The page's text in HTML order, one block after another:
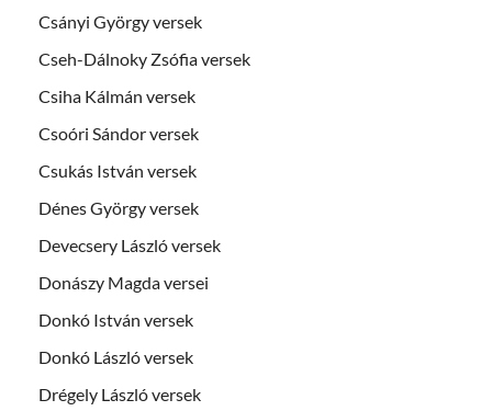
Csányi György versek
Cseh-Dálnoky Zsófia versek
Csiha Kálmán versek
Csoóri Sándor versek
Csukás István versek
Dénes György versek
Devecsery László versek
Donászy Magda versei
Donkó István versek
Donkó László versek
Drégely László versek